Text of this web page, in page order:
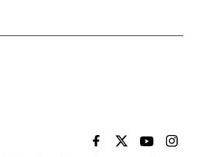
EL PAÍS BRASIL EN
EL PAÍSEL PAÍS
EL